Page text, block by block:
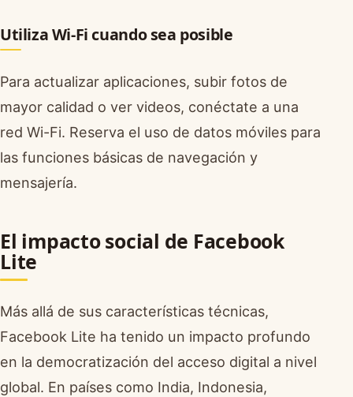
Utiliza Wi-Fi cuando sea posible
Para actualizar aplicaciones, subir fotos de
mayor calidad o ver videos, conéctate a una
red Wi-Fi. Reserva el uso de datos móviles para
las funciones básicas de navegación y
mensajería.
El impacto social de Facebook
Lite
Más allá de sus características técnicas,
Facebook Lite ha tenido un impacto profundo
en la democratización del acceso digital a nivel
global. En países como India, Indonesia,